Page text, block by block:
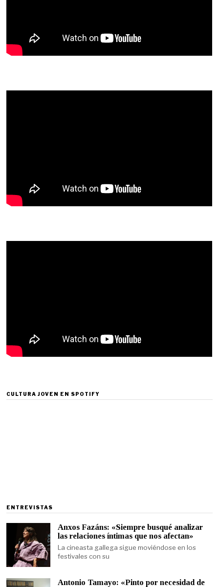
CULTURA JOVEN EN SPOTIFY
ENTREVISTAS
Anxos Fazáns: «Siempre busqué analizar
las relaciones íntimas que nos afectan»
La cineasta gallega sigue moviéndose en los
festivales con su
Antonio Tamayo: «Pinto por necesidad de